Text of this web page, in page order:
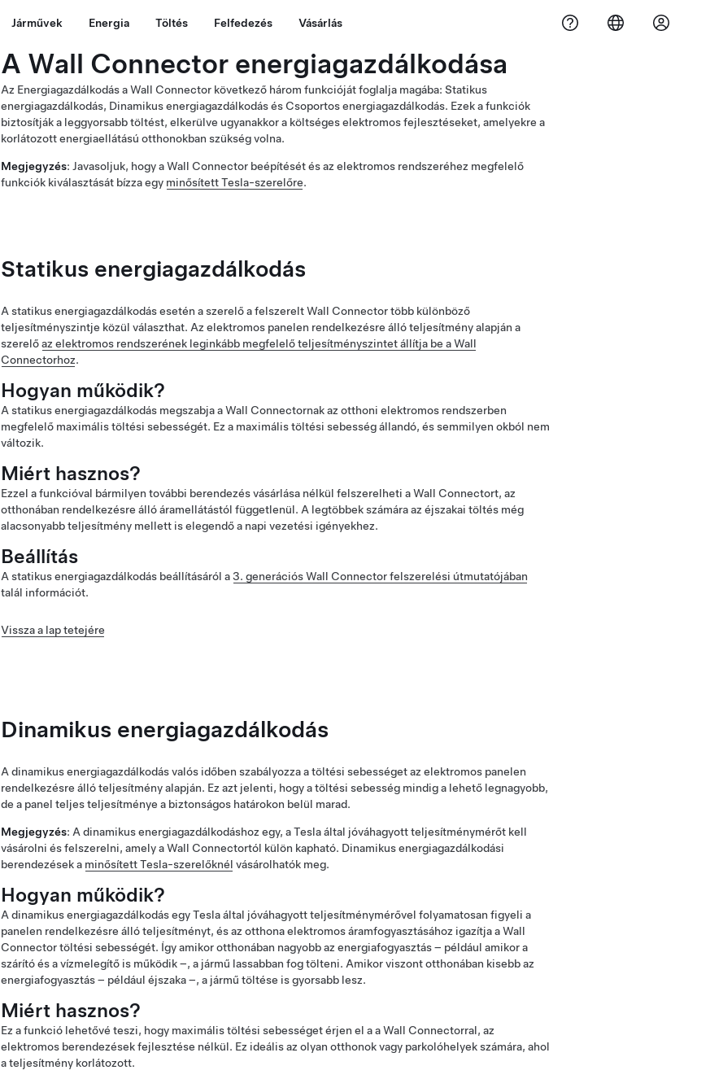
Járművek Energia Töltés Felfedezés Vásárlás
A Wall Connector energiagazdálkodása
Az Energiagazdálkodás a Wall Connector következő három funkcióját foglalja magába: Statikus
energiagazdálkodás, Dinamikus energiagazdálkodás és Csoportos energiagazdálkodás. Ezek a funkciók
biztosítják a leggyorsabb töltést, elkerülve ugyanakkor a költséges elektromos fejlesztéseket, amelyekre a
korlátozott energiaellátású otthonokban szükség volna.
Megjegyzés: Javasoljuk, hogy a Wall Connector beépítését és az elektromos rendszeréhez megfelelő
funkciók kiválasztását bízza egy minősített Tesla-szerelőre.
Statikus energiagazdálkodás
A statikus energiagazdálkodás esetén a szerelő a felszerelt Wall Connector több különböző
teljesítményszintje közül választhat. Az elektromos panelen rendelkezésre álló teljesítmény alapján a
szerelőaz elektromos rendszerének leginkább megfelelő teljesítményszintet állítja be a Wall
Connectorhoz.
Hogyan működik?
A statikus energiagazdálkodás megszabja a Wall Connectornak az otthoni elektromos rendszerben
megfelelő maximális töltési sebességét. Ez a maximális töltési sebesség állandó, és semmilyen okból nem
változik.
Miért hasznos?
Ezzel a funkcióval bármilyen további berendezés vásárlása nélkül felszerelheti a Wall Connectort, az
otthonában rendelkezésre álló áramellátástól függetlenül. A legtöbbek számára az éjszakai töltés még
alacsonyabb teljesítmény mellett is elegendő a napi vezetési igényekhez.
Beállítás
A statikus energiagazdálkodás beállításáról a3. generációs Wall Connector felszerelési útmutatójában
talál információt.
Vissza a lap tetejére
Dinamikus energiagazdálkodás
A dinamikus energiagazdálkodás valós időben szabályozza a töltési sebességet az elektromos panelen
rendelkezésre álló teljesítmény alapján. Ez azt jelenti, hogy a töltési sebesség mindig a lehető legnagyobb,
de a panel teljes teljesítménye a biztonságos határokon belül marad.
Megjegyzés: A dinamikus energiagazdálkodáshoz egy, a Tesla által jóváhagyott teljesítménymérőt kell
vásárolni és felszerelni, amely a Wall Connectortól külön kapható. Dinamikus energiagazdálkodási
berendezések a minősített Tesla-szerelőknél vásárolhatók meg.
Hogyan működik?
A dinamikus energiagazdálkodás egy Tesla által jóváhagyott teljesítménymérővel folyamatosan figyeli a
panelen rendelkezésre álló teljesítményt, és az otthona elektromos áramfogyasztásához igazítja a Wall
Connector töltési sebességét. Így amikor otthonában nagyobb az energiafogyasztás – például amikor a
szárító és a vízmelegítő is működik –, a jármű lassabban fog tölteni. Amikor viszont otthonában kisebb az
energiafogyasztás – például éjszaka –, a jármű töltése is gyorsabb lesz.
Miért hasznos?
Ez a funkció lehetővé teszi, hogy maximális töltési sebességet érjen el a a Wall Connectorral, az
elektromos berendezések fejlesztése nélkül. Ez ideális az olyan otthonok vagy parkolóhelyek számára, ahol
a teljesítmény korlátozott.